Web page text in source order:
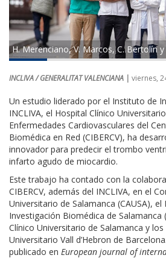
H. Merenciano, V. Marcos, C. Bertolín
INCLIVA / GENERALITAT VALENCIANA | viernes,
Un estudio liderado por el Instituto de
INCLIVA, el Hospital Clínico
Enfermedades Cardiovasculares del
Biomédica en Red (CIBERCV), ha
innovador para predecir el trombo
infarto agudo de miocardio.
Este trabajo ha contado con la
CIBERCV, además del INCLIVA, en el
Universitario de Salamanca (CAUSA),
Investigación Biomédica de Salamanca
Clínico Universitario de Salamanca y
Universitario Vall d’Hebron de
publicado en European journal of